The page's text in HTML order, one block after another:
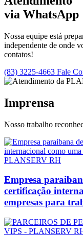
via WhatsApp
Nossa equipe está
independente de onde
contatos!
(83) 3225-4663 Fale
Imprensa
Nosso trabalho
Empresa
certificação
empresas para